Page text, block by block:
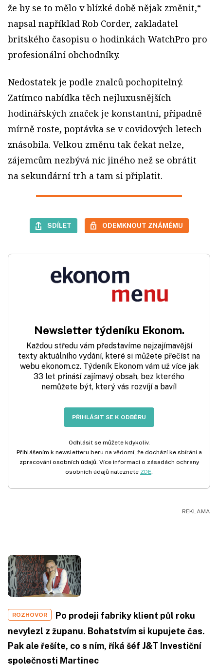
že by se to mělo v blízké době nějak změnit,“
napsal například Rob Corder, zakladatel
britského časopisu o hodinkách WatchPro pro
profesionální obchodníky.
Nedostatek je podle znalců pochopitelný.
Zatímco nabídka těch nejluxusnějších
hodinářských značek je konstantní, případně
mírně roste, poptávka se v covidových letech
znásobila. Velkou změnu tak čekat nelze,
zájemcům nezbývá nic jiného než se obrátit
na sekundární trh a tam si připlatit.
SDÍLET ODEMKNOUT ZNÁMÉMU
Newsletter týdeníku Ekonom.
Každou středu vám představíme nejzajímavější
texty aktuálního vydání, které si můžete přečíst na
webu ekonom.cz. Týdeník Ekonom vám už více jak
33 let přináší zajímavý obsah, bez kterého
nemůžete být, který vás rozvíjí a baví!
PŘIHLÁSIT SE K ODBĚRU
Odhlásit se můžete kdykoliv.
Přihlášením k newsletteru beru na vědomí, že dochází ke sbírání a
zpracování osobních údajů. Více informací o zásadách ochrany
osobních údajů naleznete ZDE.
ROZHOVOR
Po prodeji fabriky klient půl roku
nevylezl z županu. Bohatstvím si kupujete čas.
Pak ale řešíte, co s ním, říká šéf J&T Investiční
společnosti Martinec